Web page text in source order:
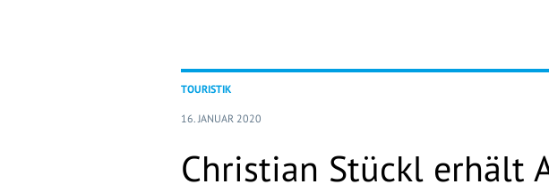
TOURISTIK
16. JANUAR 2020
Christian Stückl erhält